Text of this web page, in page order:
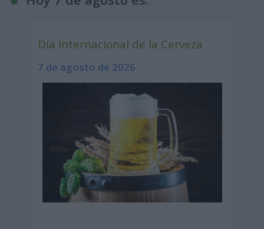
Día Internacional de la Cerveza
7 de agosto de 2026